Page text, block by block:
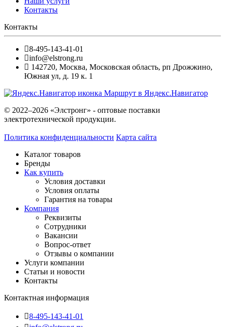
Контакты
Контакты
8-495-143-41-01
info@elstrong.ru
142720, Москва, Московская область, рп Дрожжино,
Южная ул, д. 19 к. 1
Маршрут в Яндекс.Навигатор
© 2022–2026 «Элстронг» - оптовые поставки
электротехнической продукции.
Политика конфиденциальности Карта сайта
Каталог товаров
Бренды
Как купить
Условия доставки
Условия оплаты
Гарантия на товары
Компания
Реквизиты
Сотрудники
Вакансии
Вопрос-ответ
Отзывы о компании
Услуги компании
Статьи и новости
Контакты
Контактная информация
8-495-143-41-01